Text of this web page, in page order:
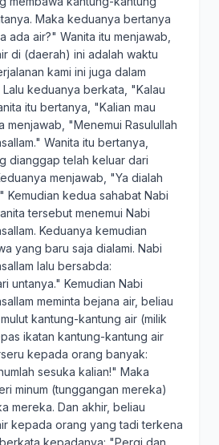
Maka keduanya bertanya
ada air?" Wanita itu menjawab,
di (daerah) ini adalah waktu
kami ini juga dalam
keduanya berkata, "Kalau
itu bertanya, "Kalian mau
menjawab, "Menemui Rasulullah
Wanita itu bertanya,
dianggap telah keluar dari
menjawab, "Ya dialah
Kemudian kedua sahabat Nabi
tersebut menemui Nabi
Keduanya kemudian
yang baru saja dialami. Nabi
lalu bersabda:
untanya." Kemudian Nabi
meminta bejana air, beliau
kantung-kantung air (milik
ikatan kantung-kantung air
kepada orang banyak:
sesuka kalian!" Maka
minum (tunggangan mereka)
mereka. Dan akhir, beliau
kepada orang yang tadi terkena
kepadanya: "Pergi dan